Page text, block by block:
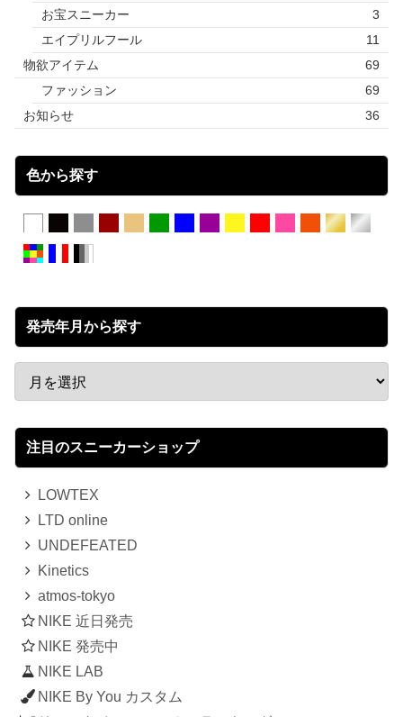
お宝スニーカー
3
エイプリルフール
11
物欲アイテム
69
ファッション
69
お知らせ
36
色から探す
発売年月から探す
注目のスニーカーショップ
LOWTEX
LTD online
UNDEFEATED
Kinetics
atmos-tokyo
NIKE 近日発売
NIKE 発売中
NIKE LAB
NIKE By You カスタム